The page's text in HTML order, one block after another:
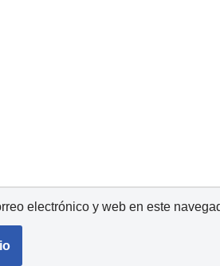
electrónico y web en este